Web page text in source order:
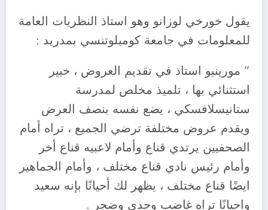
يقول خورخي لوزانو وهو استاذ النظريات العامة
للمعلومات في جامعة كومبلوتنسي بمدريد :
” مورينيو استاذ في تقديم العروض ، خبير
استثنائي بها ، تلميذ مخلص لمدرسة
ستانيسلافسكي ، يضع نفسه بنصف العرض
ويقدم عروض مختلفة ترضي الجميع ، تراه أمام
الصحفيين يرتدي قناع وأمام لاعبيه قناع أخر
وأمام رئيس نادي قناع مختلف ، وأمام الجماهير
ايضًا قناع مختلف ، يظهر لك أحيانًا بإنه سعيد
واحيانًا تراه غاضب وجدي وضجر .